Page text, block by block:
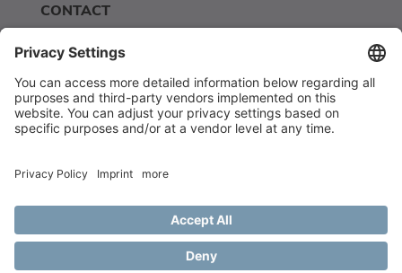
CONTACT
Newsletter
© Scriptbakery AI. All rights reserved. MMXXIII